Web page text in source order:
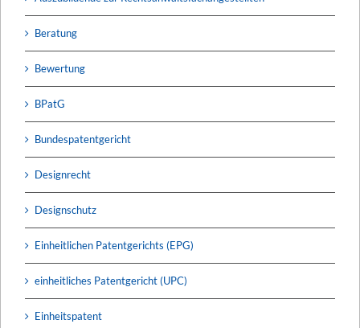
Beratung
Bewertung
BPatG
Bundespatentgericht
Designrecht
Designschutz
Einheitlichen Patentgerichts (EPG)
einheitliches Patentgericht (UPC)
Einheitspatent